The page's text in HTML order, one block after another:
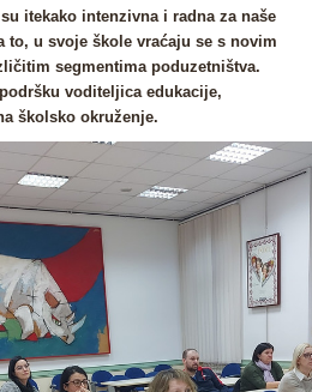
itekako intenzivna i radna za naše
to, u svoje škole vraćaju se s novim
segmentima poduzetništva.
voditeljica edukacije,
školsko okruženje.